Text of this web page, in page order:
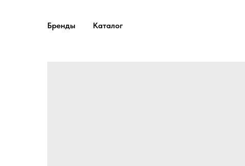
Бренды Каталог